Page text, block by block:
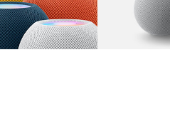
图库 图像 1